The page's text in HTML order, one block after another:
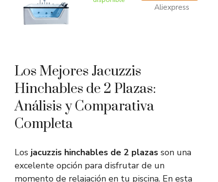
Aliexpress
Los Mejores Jacuzzis
Hinchables de 2 Plazas:
Análisis y Comparativa
Completa
Los jacuzzis hinchables de 2 plazas son una
excelente opción para disfrutar de un
momento de relajación en tu piscina. En esta